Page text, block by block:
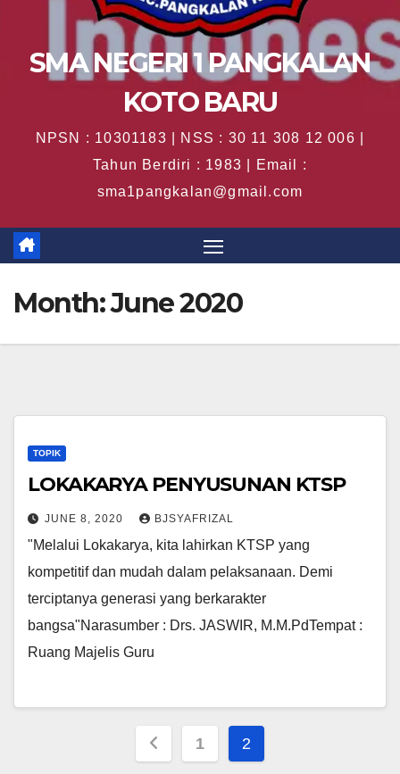
SMA NEGERI 1 PANGKALAN
KOTO BARU
NPSN : 10301183 | NSS : 30 11 308 12 006 |
Tahun Berdiri : 1983 | Email :
sma1pangkalan@gmail.com
Month:June 2020
TOPIK
LOKAKARYA PENYUSUNAN KTSP
JUNE 8, 2020 BJSYAFRIZAL
"Melalui Lokakarya, kita lahirkan KTSP yang
kompetitif dan mudah dalam pelaksanaan. Demi
terciptanya generasi yang berkarakter
bangsa"Narasumber : Drs. JASWIR, M.M.PdTempat :
Ruang Majelis Guru
Posts
1 2